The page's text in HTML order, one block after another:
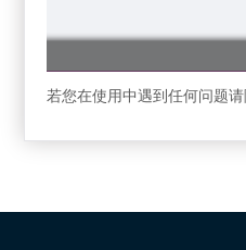
若您在使用中遇到任何问题请